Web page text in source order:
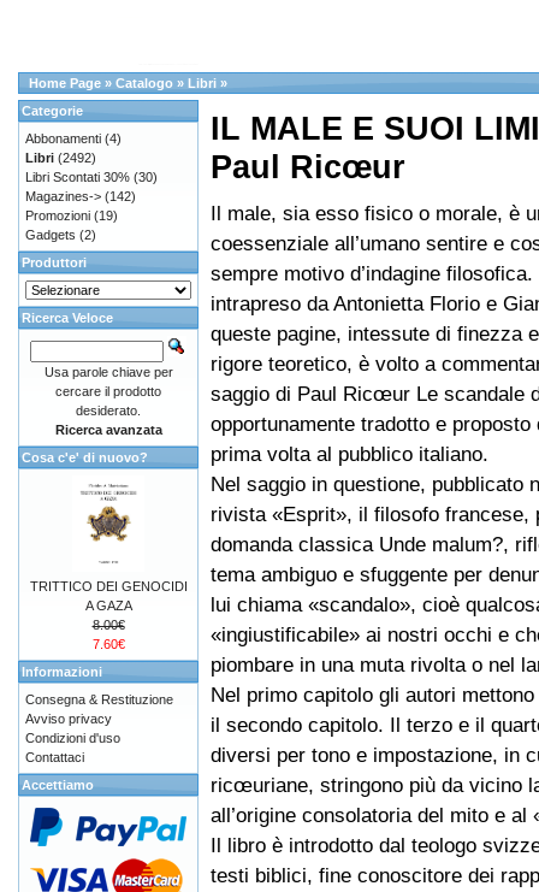
Home Page » Catalogo » Libri »
IL MALE E SUOI
Paul Ricœur
Il male, sia esso fisico o morale, è
coessenziale all’umano sentire e
sempre motivo d’indagine
intrapreso da Antonietta Florio e
queste pagine, intessute di finezza
rigore teoretico, è volto a
saggio di Paul Ricœur Le scandale
opportunamente tradotto e proposto
prima volta al pubblico italiano.
Nel saggio in questione, pubblicato
rivista «Esprit», il filosofo francese,
domanda classica Unde malum?,
tema ambiguo e sfuggente per
lui chiama «scandalo», cioè
«ingiustificabile» ai nostri occhi e
piombare in una muta rivolta o nel
Nel primo capitolo gli autori
il secondo capitolo. Il terzo e il
diversi per tono e impostazione, in
ricœuriane, stringono più da vicino
all’origine consolatoria del mito e al
Il libro è introdotto dal teologo
testi biblici, fine conoscitore dei
Categorie
Abbonamenti (4)
Libri (2492)
Libri Scontati 30% (30)
Magazines-> (142)
Promozioni (19)
Gadgets (2)
Produttori
Ricerca Veloce
Usa parole chiave per
cercare il prodotto
desiderato.
Ricerca avanzata
Cosa c'e' di nuovo?
TRITTICO DEI GENOCIDI
A GAZA
8.00€
7.60€
Informazioni
Consegna & Restituzione
Avviso privacy
Condizioni d'uso
Contattaci
Accettiamo